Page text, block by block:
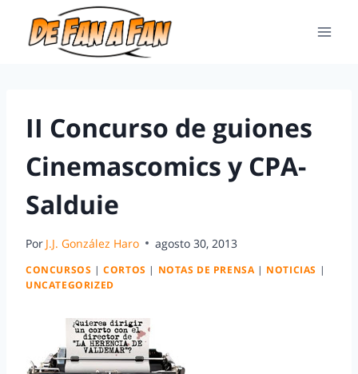
II Concurso de guiones
Cinemascomics y CPA-
Salduie
Por J.J. González Haro agosto 30, 2013
CONCURSOS |CORTOS | NOTAS DE PRENSA | NOTICIAS |
UNCATEGORIZED